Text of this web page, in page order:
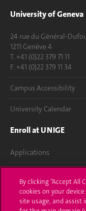
University of Geneva
24 rue du Général-
1211 Genève 4
T. +41 (0)22 379 71 11
F. +41 (0)22 379 11 34
Campus Accessibility
University Calendar
Enroll at UNIGE
Applications
Ask a question
By clicking “Accept All
cookies on your
site usage, and assist